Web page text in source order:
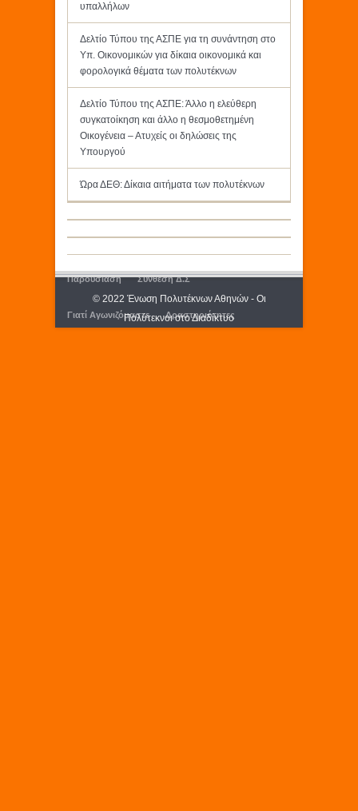
υπαλλήλων
Δελτίο Τύπου της ΑΣΠΕ για τη συνάντηση στο
Υπ. Οικονομικών για δίκαια οικονομικά και
φορολογικά θέματα των πολυτέκνων
Δελτίο Τύπου της ΑΣΠΕ: Άλλο η ελεύθερη
συγκατοίκηση και άλλο η θεσμοθετημένη
Οικογένεια – Ατυχείς οι δηλώσεις της
Υπουργού
Ώρα ΔΕΘ: Δίκαια αιτήματα των πολυτέκνων
Παρουσίαση Σύνθεση Δ.Σ
Γιατί Αγωνιζόμαστε Δραστηριότητες
© 2022 Ένωση Πολυτέκνων Αθηνών - Οι
Πολύτεκνοι στο Διαδίκτυο